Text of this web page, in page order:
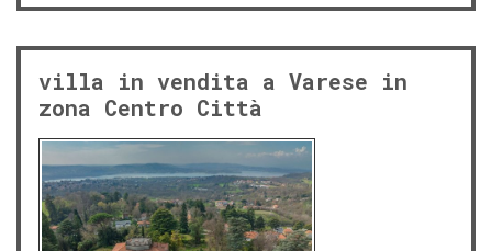
villa in vendita a Varese in
zona Centro Città